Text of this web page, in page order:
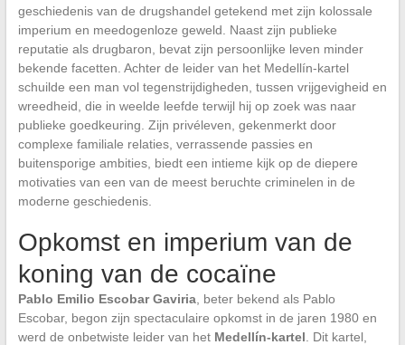
geschiedenis van de drugshandel getekend met zijn kolossale
imperium en meedogenloze geweld. Naast zijn publieke
reputatie als drugbaron, bevat zijn persoonlijke leven minder
bekende facetten. Achter de leider van het Medellín-kartel
schuilde een man vol tegenstrijdigheden, tussen vrijgevigheid en
wreedheid, die in weelde leefde terwijl hij op zoek was naar
publieke goedkeuring. Zijn privéleven, gekenmerkt door
complexe familiale relaties, verrassende passies en
buitensporige ambities, biedt een intieme kijk op de diepere
motivaties van een van de meest beruchte criminelen in de
moderne geschiedenis.
Opkomst en imperium van de
koning van de cocaïne
Pablo Emilio Escobar Gaviria, beter bekend als Pablo
Escobar, begon zijn spectaculaire opkomst in de jaren 1980 en
werd de onbetwiste leider van het Medellín-kartel . Dit kartel,